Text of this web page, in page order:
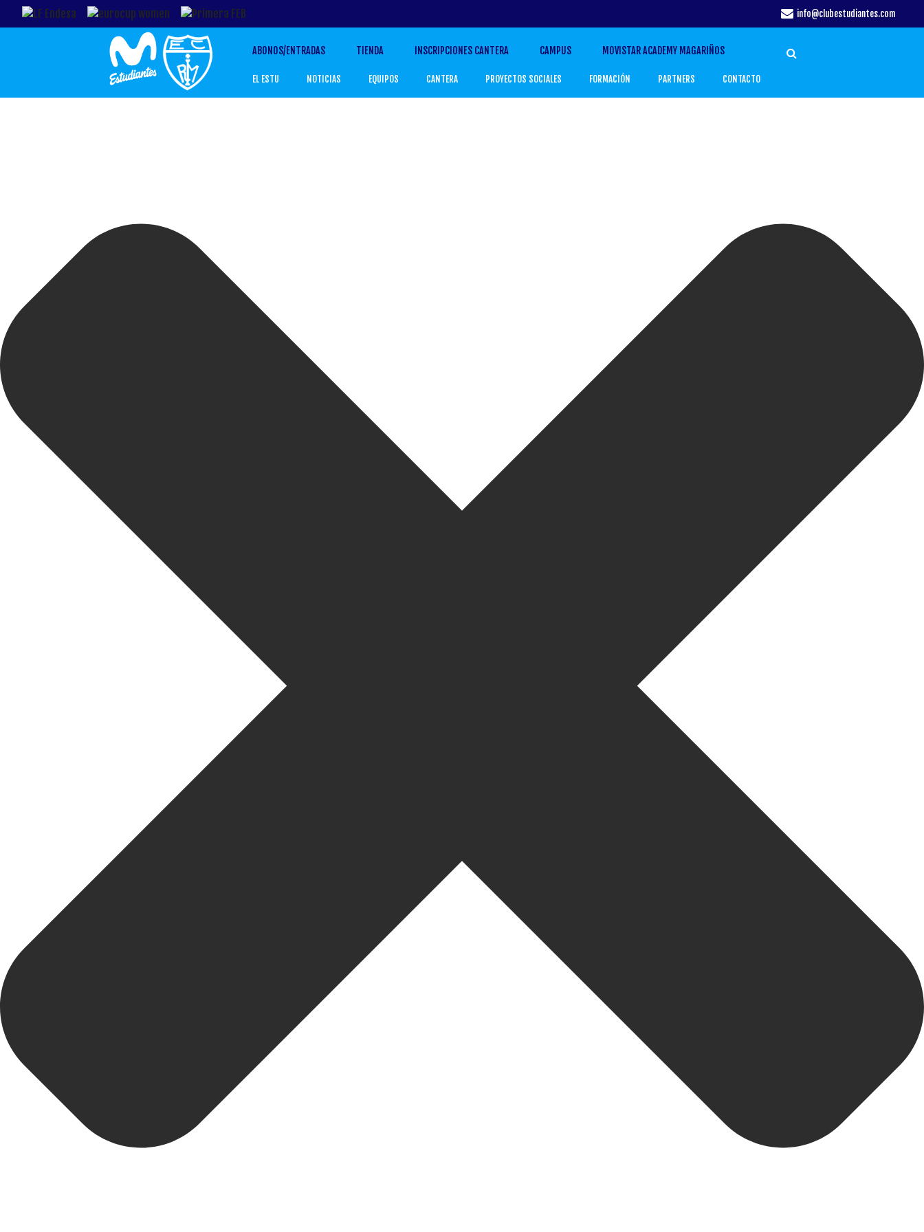
Gestionar el Consentimiento de las Cookies info@clubestudiantes.com
ABONOS/ENTRADAS TIENDA INSCRIPCIONES CANTERA CAMPUS MOVISTAR ACADEMY MAGARIÑOS
EL ESTU NOTICIAS EQUIPOS CANTERA PROYECTOS SOCIALES FORMACIÓN PARTNERS CONTACTO